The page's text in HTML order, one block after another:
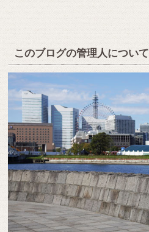
このブログの管理人について